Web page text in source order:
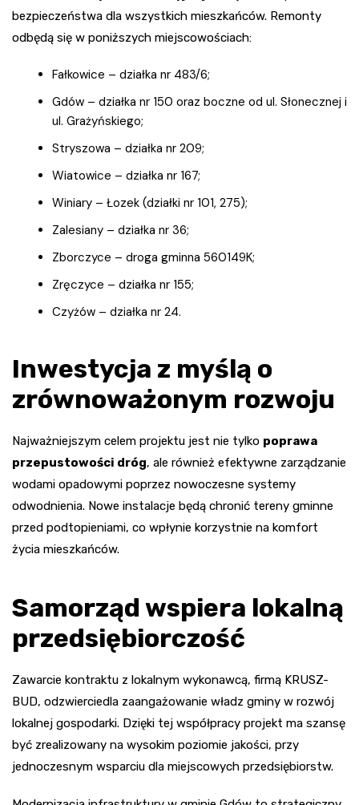
bezpieczeństwa dla wszystkich mieszkańców. Remonty
odbędą się w poniższych miejscowościach:
Fałkowice – działka nr 483/6;
Gdów – działka nr 150 oraz boczne od ul. Słonecznej i
ul. Grażyńskiego;
Stryszowa – działka nr 209;
Wiatowice – działka nr 167;
Winiary – Łozek (działki nr 101, 275);
Zalesiany – działka nr 36;
Zborczyce – droga gminna 560149K;
Zręczyce – działka nr 155;
Czyżów – działka nr 24.
Inwestycja z myślą o
zrównoważonym rozwoju
Najważniejszym celem projektu jest nie tylko poprawa
przepustowości dróg, ale również efektywne zarządzanie
wodami opadowymi poprzez nowoczesne systemy
odwodnienia. Nowe instalacje będą chronić tereny gminne
przed podtopieniami, co wpłynie korzystnie na komfort
życia mieszkańców.
Samorząd wspiera lokalną
przedsiębiorczość
Zawarcie kontraktu z lokalnym wykonawcą, firmą KRUSZ-
BUD, odzwierciedla zaangażowanie władz gminy w rozwój
lokalnej gospodarki. Dzięki tej współpracy projekt ma szansę
być zrealizowany na wysokim poziomie jakości, przy
jednoczesnym wsparciu dla miejscowych przedsiębiorstw.